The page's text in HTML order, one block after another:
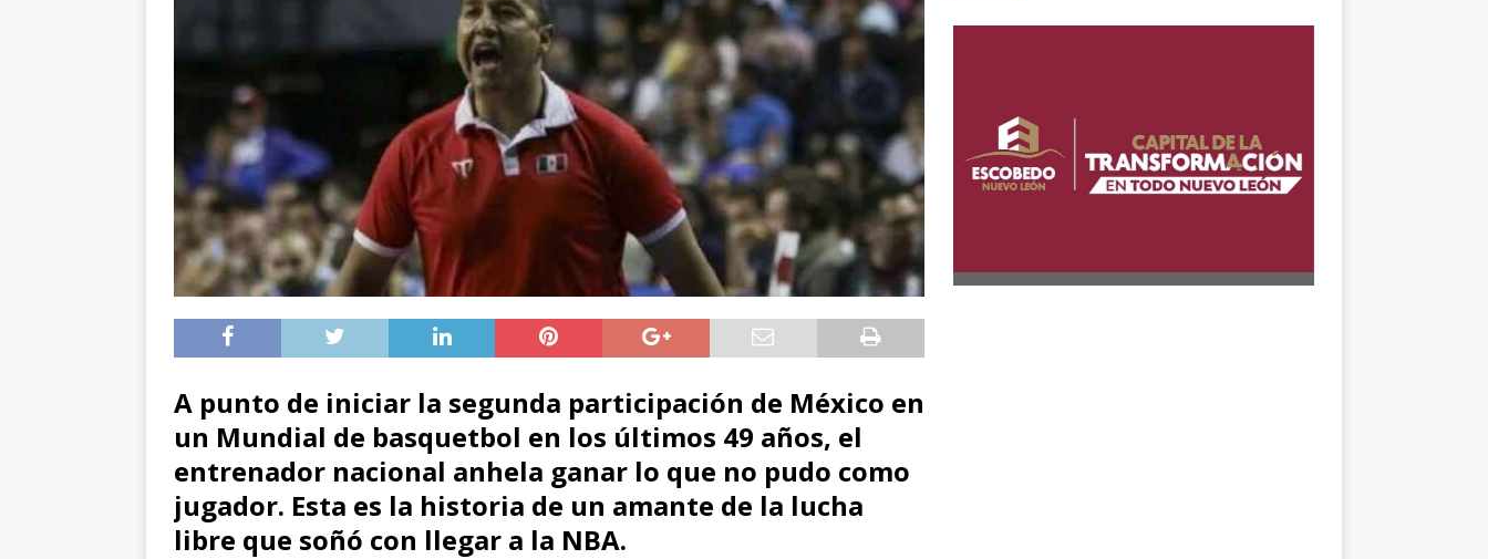
A punto de iniciar la segunda participación de México en
un Mundial de basquetbol en los últimos 49 años, el
entrenador nacional anhela ganar lo que no pudo como
jugador. Esta es la historia de un amante de la lucha
libre que soñó con llegar a la NBA.